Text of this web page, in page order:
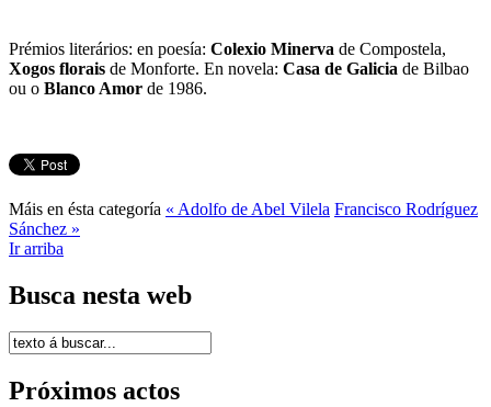
Prémios literários: en poesía: Colexio Minerva de Compostela,
Xogos florais de Monforte. En novela: Casa de Galicia de Bilbao
ou o Blanco Amor de 1986.
Máis en ésta categoría « Adolfo de Abel Vilela Francisco Rodríguez
Sánchez »
Ir arriba
Busca nesta web
Próximos actos